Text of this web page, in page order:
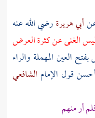
أبي هريرةرضي الله عنه
الغنى عن كثرة العرض
العين المهملة والراء
قول الإمام الشافعي
أر منهم